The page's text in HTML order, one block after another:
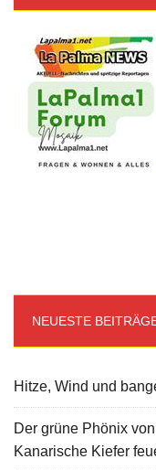
NEUESTE
Hitze, Wind und
Der grüne Phönix
Kanarische Kiefer